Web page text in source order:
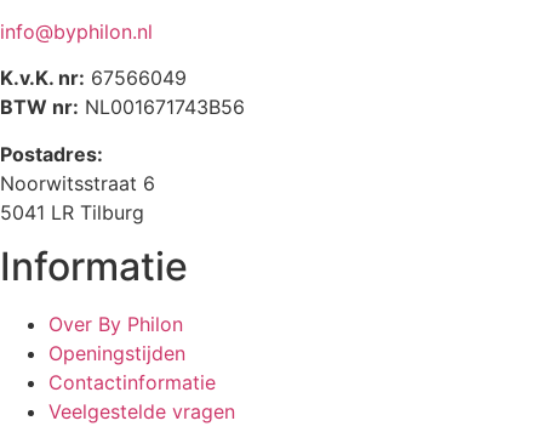
info@byphilon.nl
K.v.K. nr: 67566049
BTW nr: NL001671743B56
Postadres:
Noorwitsstraat 6
5041 LR Tilburg
Informatie
Over By Philon
Openingstijden
Contactinformatie
Veelgestelde vragen